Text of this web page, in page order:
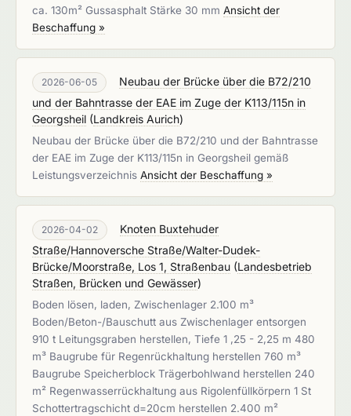
ca. 130m² Gussasphalt Stärke 30 mm Ansicht der
Beschaffung »
2026-06-05
Neubau der Brücke über die B72/210
und der Bahntrasse der EAE im Zuge der K113/115n in
Georgsheil (Landkreis Aurich)
Neubau der Brücke über die B72/210 und der Bahntrasse
der EAE im Zuge der K113/115n in Georgsheil gemäß
Leistungsverzeichnis Ansicht der Beschaffung »
2026-04-02
Knoten Buxtehuder
Straße/Hannoversche Straße/Walter-Dudek-
Brücke/Moorstraße, Los 1, Straßenbau (Landesbetrieb
Straßen, Brücken und Gewässer)
Boden lösen, laden, Zwischenlager 2.100 m³
Boden/Beton-/Bauschutt aus Zwischenlager entsorgen
910 t Leitungsgraben herstellen, Tiefe 1 ,25 - 2,25 m 480
m³ Baugrube für Regenrückhaltung herstellen 760 m³
Baugrube Speicherblock Trägerbohlwand herstellen 240
m² Regenwasserrückhaltung aus Rigolenfüllkörpern 1 St
Schottertragschicht d=20cm herstellen 2.400 m²